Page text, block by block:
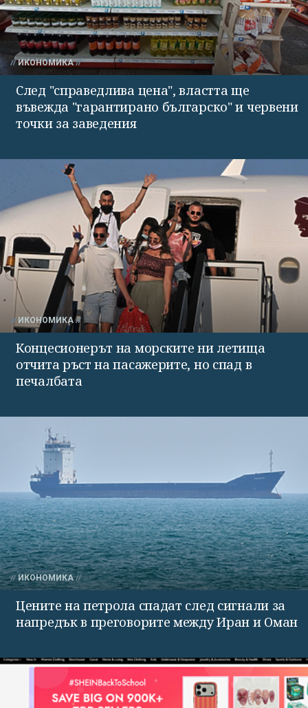
ИКОНОМИКА
След "справедлива цена", властта ще
въвежда "гарантирано българско" и червени
точки за заведения
ИКОНОМИКА
Концесионерът на морските ни летища
отчита ръст на пасажерите, но спад в
печалбата
ИКОНОМИКА
Цените на петрола спадат след сигнали за
напредък в преговорите между Иран и Оман